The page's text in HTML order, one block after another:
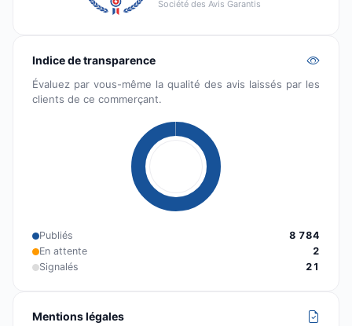
Société des Avis Garantis
Indice de transparence
Évaluez par vous-même la qualité des avis laissés par les
clients de ce commerçant.
Publiés
8 784
En attente
2
Signalés
21
Mentions légales